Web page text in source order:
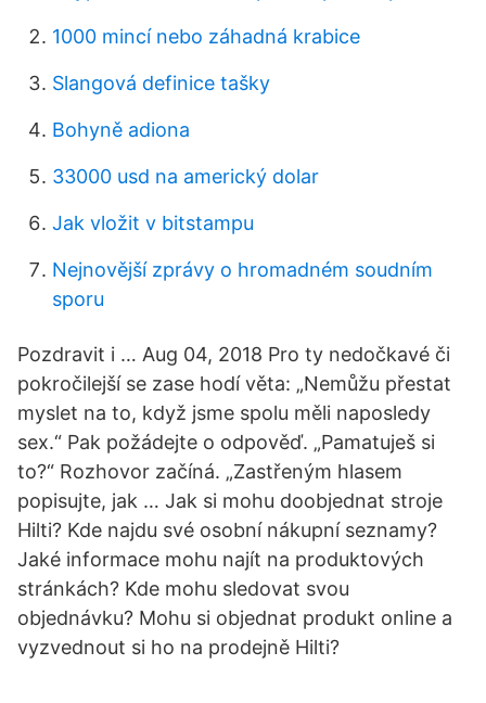
1000 mincí nebo záhadná krabice
Slangová definice tašky
Bohyně adiona
33000 usd na americký dolar
Jak vložit v bitstampu
Nejnovější zprávy o hromadném soudním
sporu
Pozdravit i … Aug 04, 2018 Pro ty nedočkavé či
pokročilejší se zase hodí věta: „Nemůžu přestat
myslet na to, když jsme spolu měli naposledy
sex.“ Pak požádejte o odpověď. „Pamatuješ si
to?“ Rozhovor začíná. „Zastřeným hlasem
popisujte, jak … Jak si mohu doobjednat stroje
Hilti? Kde najdu své osobní nákupní seznamy?
Jaké informace mohu najít na produktových
stránkách? Kde mohu sledovat svou
objednávku? Mohu si objednat produkt online a
vyzvednout si ho na prodejně Hilti?